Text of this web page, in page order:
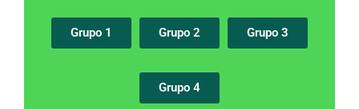
Grupo 1 Grupo 2 Grupo 3
Grupo 4